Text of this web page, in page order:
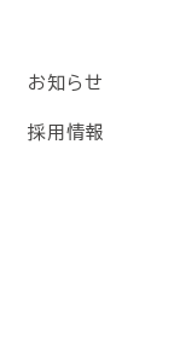
お知らせ
採用情報